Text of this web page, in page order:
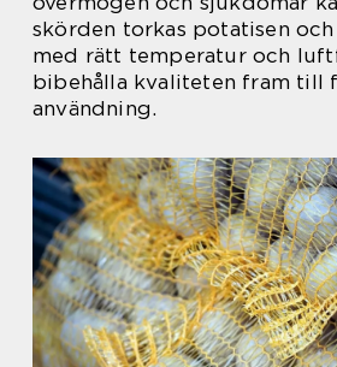
skörden torkas potatisen
med rätt temperatur och
bibehålla kvaliteten fram till
användning.